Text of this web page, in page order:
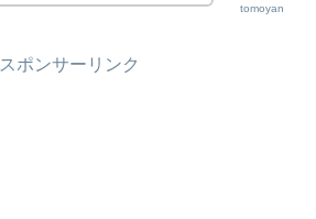
tomoyan
スポンサーリンク